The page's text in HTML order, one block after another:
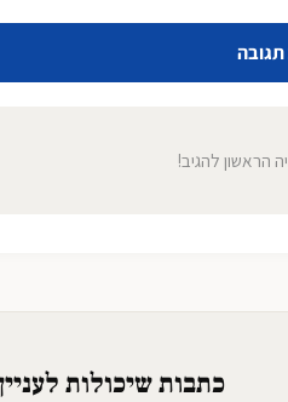
הראשון להגיב!
כתבות שיכולות